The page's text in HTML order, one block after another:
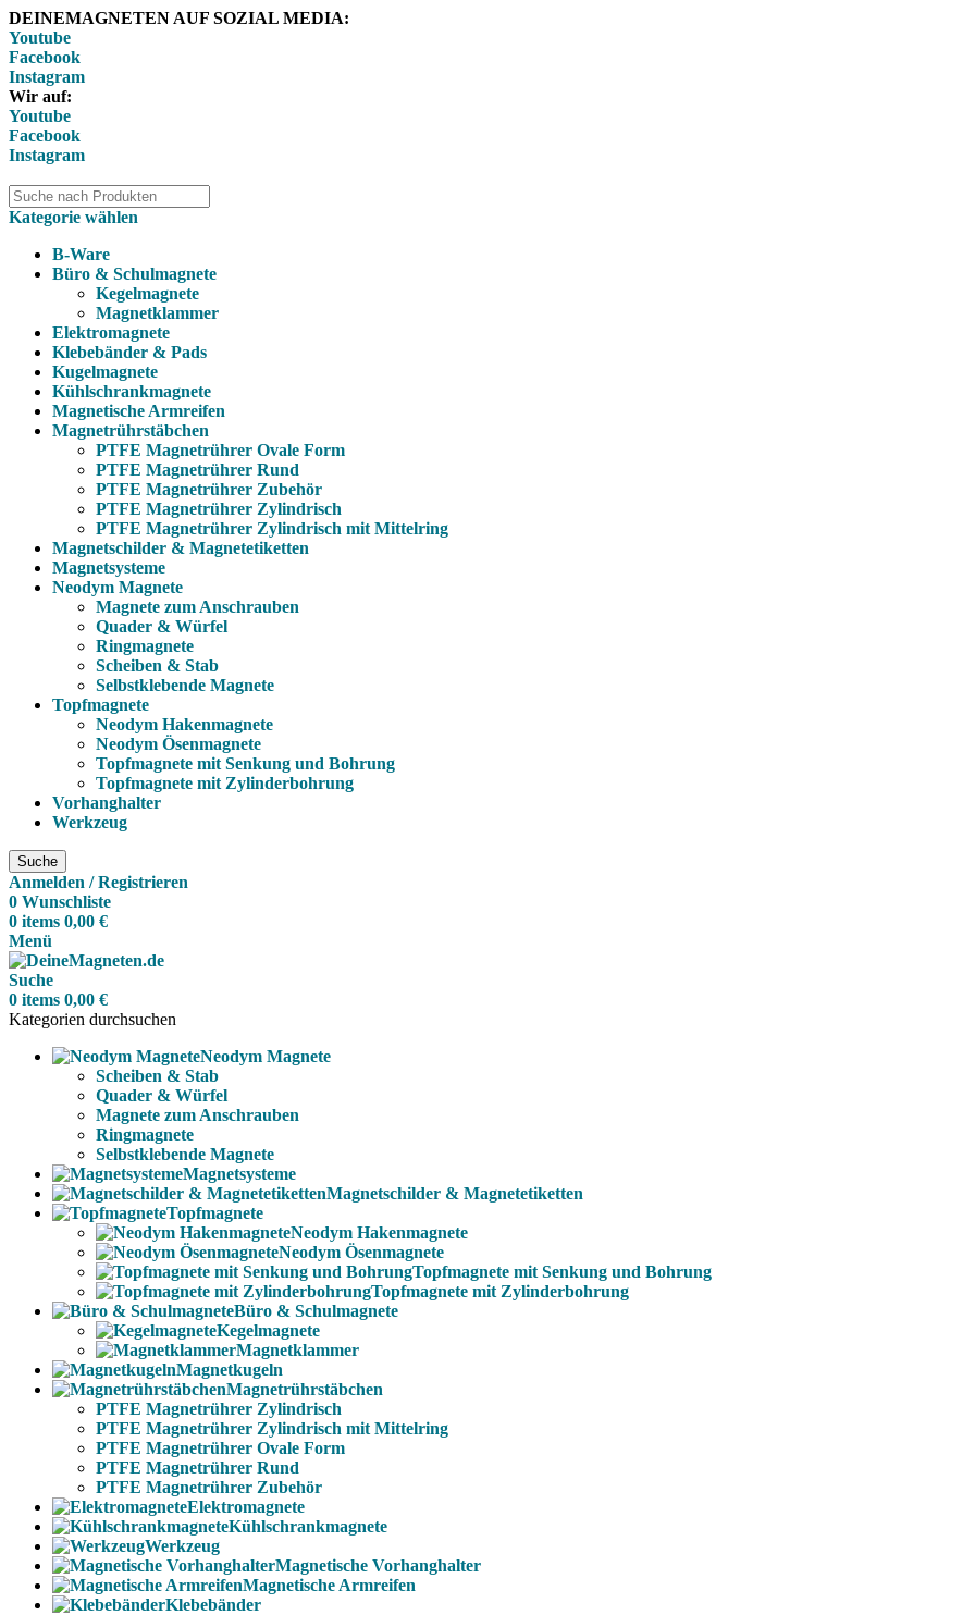
DEINEMAGNETEN AUF SOZIAL MEDIA:
Youtube
Facebook
Instagram
Wir auf:
Youtube
Facebook
Instagram
Kategorie wählen
B-Ware
Büro & Schulmagnete
Kegelmagnete
Magnetklammer
Elektromagnete
Klebebänder & Pads
Kugelmagnete
Kühlschrankmagnete
Magnetische Armreifen
Magnetrührstäbchen
PTFE Magnetrührer Ovale Form
PTFE Magnetrührer Rund
PTFE Magnetrührer Zubehör
PTFE Magnetrührer Zylindrisch
PTFE Magnetrührer Zylindrisch mit Mittelring
Magnetschilder & Magnetetiketten
Magnetsysteme
Neodym Magnete
Magnete zum Anschrauben
Quader & Würfel
Ringmagnete
Scheiben & Stab
Selbstklebende Magnete
Topfmagnete
Neodym Hakenmagnete
Neodym Ösenmagnete
Topfmagnete mit Senkung und Bohrung
Topfmagnete mit Zylinderbohrung
Vorhanghalter
Werkzeug
Suche
Anmelden / Registrieren
0 Wunschliste
0 items 0,00 €
Menü
Suche
0 items 0,00 €
Kategorien durchsuchen
Neodym Magnete
Scheiben & Stab
Quader & Würfel
Magnete zum Anschrauben
Ringmagnete
Selbstklebende Magnete
Magnetsysteme
Magnetschilder & Magnetetiketten
Topfmagnete
Neodym Hakenmagnete
Neodym Ösenmagnete
Topfmagnete mit Senkung und Bohrung
Topfmagnete mit Zylinderbohrung
Büro & Schulmagnete
Kegelmagnete
Magnetklammer
Magnetkugeln
Magnetrührstäbchen
PTFE Magnetrührer Zylindrisch
PTFE Magnetrührer Zylindrisch mit Mittelring
PTFE Magnetrührer Ovale Form
PTFE Magnetrührer Rund
PTFE Magnetrührer Zubehör
Elektromagnete
Kühlschrankmagnete
Werkzeug
Magnetische Vorhanghalter
Magnetische Armreifen
Klebebänder